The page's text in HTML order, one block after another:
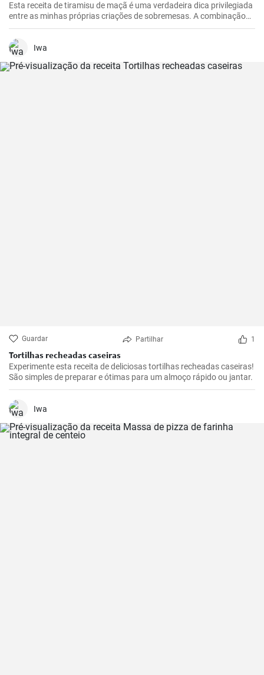
Esta receita de tiramisu de maçã é uma verdadeira dica privilegiada
entre as minhas próprias criações de sobremesas. A combinação
de maçãs frescas e azedas, creme de mascarpone doce e cacau
com chocolate é irresistível. É uma reviravolta realmente
interessante e deliciosa no tradicional tiramisu que irá certamente
impressiona não só pelo seu sabor excecional, mas também pelo
Iwa
Guardar Partilhar 1
Tortilhas recheadas caseiras
Experimente esta receita de deliciosas tortilhas recheadas caseiras!
São simples de preparar e ótimas para um almoço rápido ou jantar.
Iwa